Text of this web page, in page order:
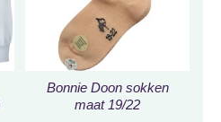
Bonnie Doon sokken
maat 19/22